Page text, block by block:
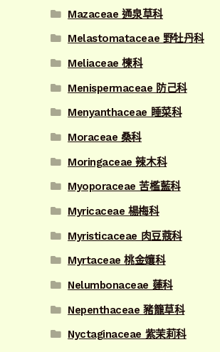
Mazaceae 通泉草科
Melastomataceae 野牡丹科
Meliaceae 楝科
Menispermaceae 防己科
Menyanthaceae 睡菜科
Moraceae 桑科
Moringaceae 辣木科
Myoporaceae 苦檻藍科
Myricaceae 楊梅科
Myristicaceae 肉豆蔻科
Myrtaceae 桃金孃科
Nelumbonaceae 蓮科
Nepenthaceae 豬籠草科
Nyctaginaceae 紫茉莉科